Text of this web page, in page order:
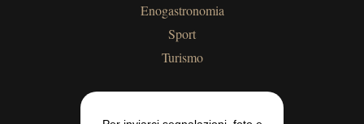
Enogastronomia
Sport
Turismo